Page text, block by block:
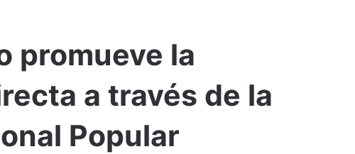
promueve la
a través de la
Popular